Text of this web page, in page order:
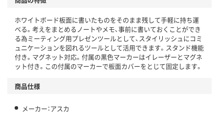
ホワイトボード板面に書いたものをそのまま残して手軽に持ち運
べる。考えをまとめるノートやメモ、事前に書いておくことができ
る為ミーティング用プレゼンツールとして、スタイリッシュにコミ
ュニケーションを図れるツールとして活用できます。スタンド機能
付き。マグネット対応。付属の黒色マーカーはイレーザーとマグネ
ット付き。この付属のマーカーで板面カバーをとじて固定します。
商品仕様
メーカー：アスカ